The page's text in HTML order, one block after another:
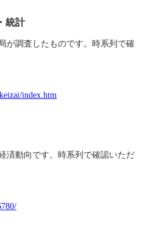
統計
が調査したものです。時系列で確
index.htm
済動向です。時系列で確認いただ